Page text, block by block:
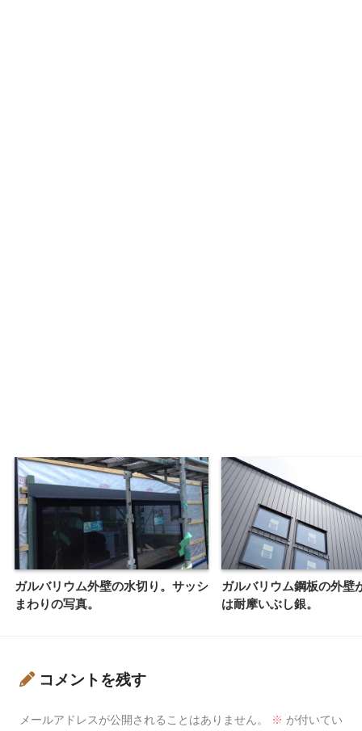
ガルバリウム外壁の水切り。サッシ
まわりの写真。
ガルバリウム鋼板の外壁
は耐摩いぶし銀。
コメントを残す
メールアドレスが公開されることはありません。 ※ が付いてい